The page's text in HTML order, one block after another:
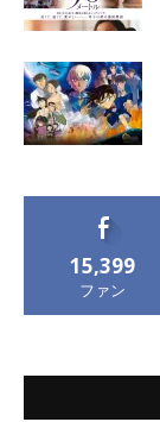
15,399
ファン